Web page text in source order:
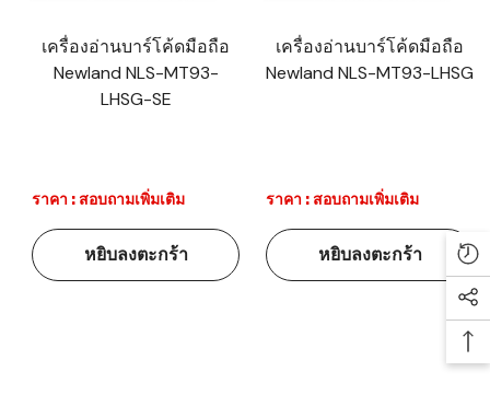
เครื่องอ่านบาร์โค้ดมือถือ
Newland NLS-MT93-
LHSG-SE
ราคา : สอบถามเพิ่มเติม
หยิบลงตะกร้า
เครื่องอ่านบาร์โค้ดมือถือ
Newland NLS-MT93-LHSG
ราคา : สอบถามเพิ่มเติม
หยิบลงตะกร้า